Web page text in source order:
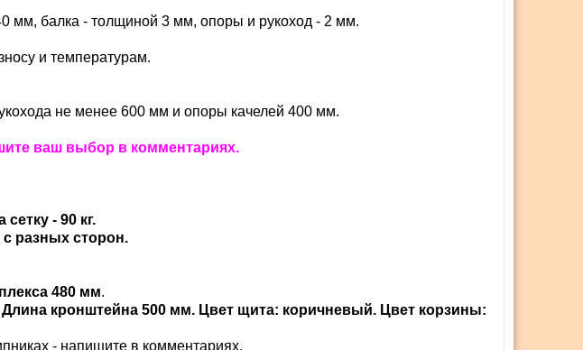
мм, балка - толщиной 3 мм, опоры и рукоход - 2 мм.
и температурам.
не менее 600 мм и опоры качелей 400 мм.
ваш выбор в комментариях.
- 90 кг.
разных сторон.
480 мм.
кронштейна 500 мм. Цвет щита: коричневый. Цвет корзины:
- напишите в комментариях.